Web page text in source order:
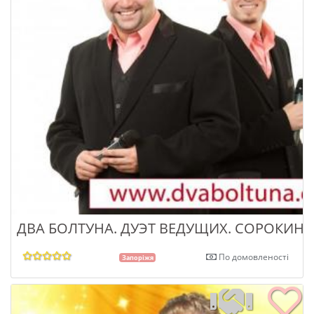
ДВА БОЛТУНА. ДУЭТ ВЕДУЩИХ. СОРОКИН
Запоріжя По домовленості